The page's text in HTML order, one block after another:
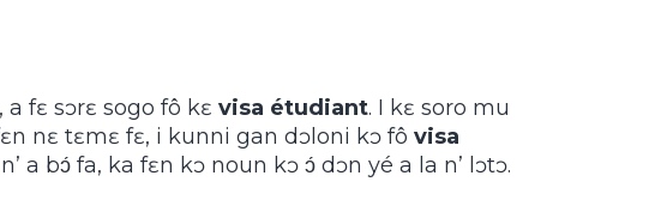
fɛ sɔrɛ sogo fô kɛ visa étudiant. I kɛ soro mu
nɛ tɛmɛ fɛ, i kunni gan dɔloni kɔ fô visa
a bɔ́ fa, ka fɛn kɔ noun kɔ ɔ́ dɔn yé a la n’ lɔtɔ.